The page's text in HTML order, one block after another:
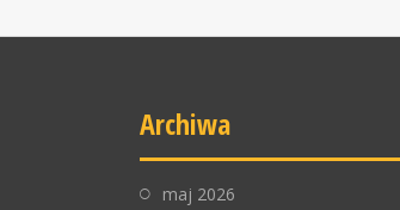
Archiwa
maj 2026